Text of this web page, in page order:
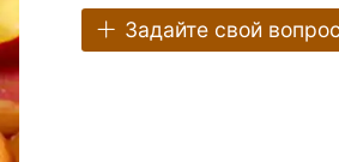
Задайте свой вопрос